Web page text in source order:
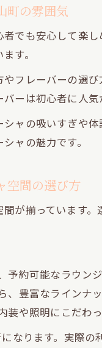
渋谷
隠れ
町の雰囲気
でも安心して楽
す。
フレーバーの選
ーは初心者に人
ャの吸いすぎや
ャの魅力です。
空間の選び方
が揃っています
予約可能なラウン
、豊富なラインナ
装や照明にこだわ
なります。実際